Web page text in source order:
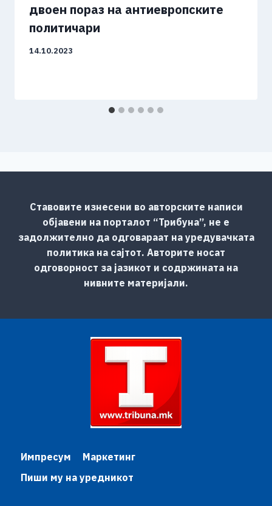
двоен пораз на антиевропските
политичари
14.10.2023
Ставовите изнесени во авторските написи
објавени на порталот “Трибуна”, не е
задолжително да одговараат на уредувачката
политика на сајтот. Авторите носат
одговорност за јазикот и содржината на
нивните материјали.
Импресум
Маркетинг
Пиши му на уредникот